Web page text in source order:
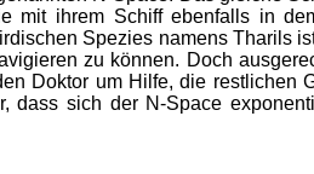
mit ihrem Schiff ebenfalls in
Spezies namens Tharils
zu können. Doch
Doktor um Hilfe, die restlichen
dass sich der N-Space